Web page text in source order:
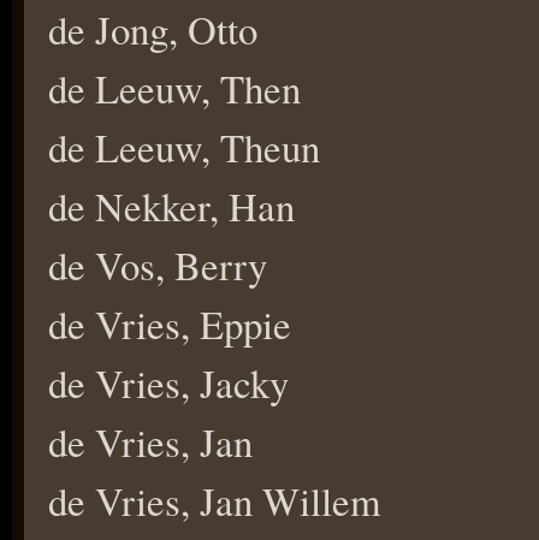
de Jong, Otto
de Leeuw, Then
de Leeuw, Theun
de Nekker, Han
de Vos, Berry
de Vries, Eppie
de Vries, Jacky
de Vries, Jan
de Vries, Jan Willem